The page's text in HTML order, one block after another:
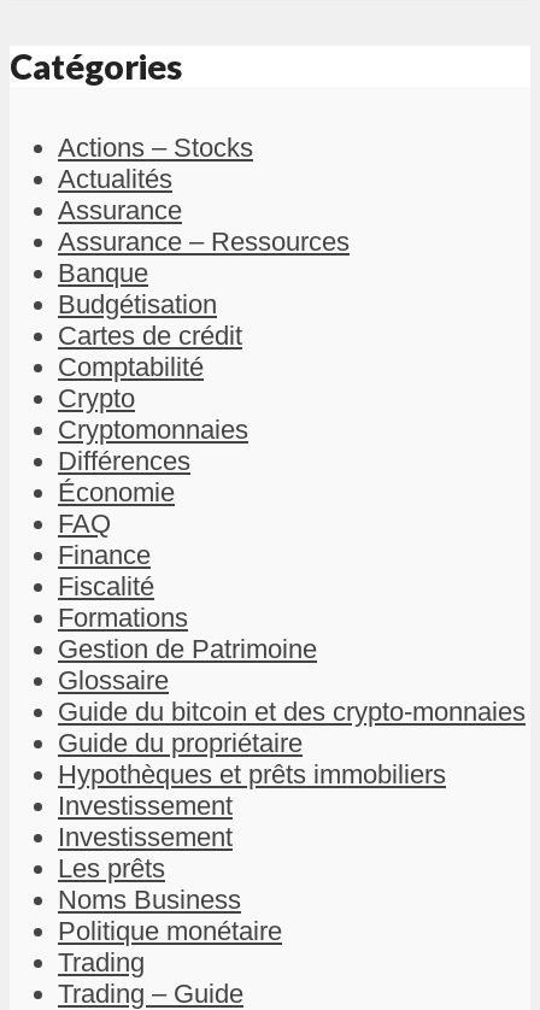
Catégories
Actions – Stocks
Actualités
Assurance
Assurance – Ressources
Banque
Budgétisation
Cartes de crédit
Comptabilité
Crypto
Cryptomonnaies
Différences
Économie
FAQ
Finance
Fiscalité
Formations
Gestion de Patrimoine
Glossaire
Guide du bitcoin et des crypto-monnaies
Guide du propriétaire
Hypothèques et prêts immobiliers
Investissement
Investissement
Les prêts
Noms Business
Politique monétaire
Trading
Trading – Guide